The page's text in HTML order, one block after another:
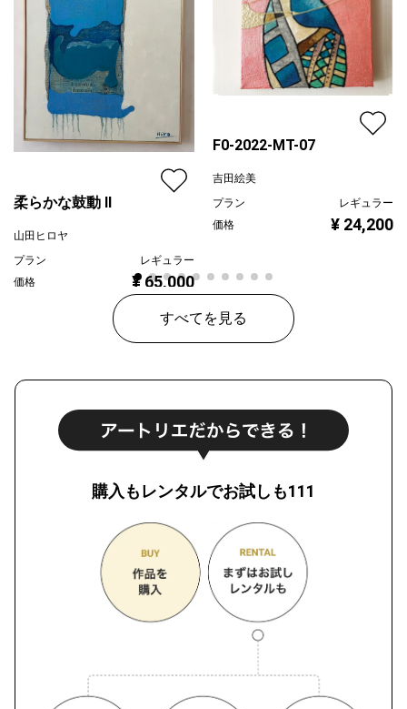
柔らかな鼓動 Ⅱ
山田ヒロヤ
プラン
レギュラー
価格
¥ 65,000
F0-2022-MT-07
吉田絵美
プラン
レギュラー
価格
¥ 24,200
すべてを見る
購入もレンタルでお試しも111